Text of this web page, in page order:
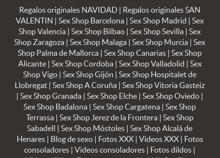
Regalos originales NAVIDAD | Regalos originales SAN
VALENTIN |Sex Shop Barcelona |Sex Shop Madrid |Sex
Shop Valencia |Sex Shop Bilbao |Sex Shop Sevilla |Sex
Shop Zaragoza |Sex Shop Malaga |Sex Shop Murcia |Sex
Shop Palma de Mallorca |Sex Shop Canarias |Sex Shop
Alicante| Sex Shop Cordoba| Sex Shop Valladolid | Sex
Shop Vigo |Sex Shop Gijón |Sex Shop Hospitalet de
Llobregat |Sex Shop A Coruña |Sex Shop Vitoria Gasteiz
|Sex Shop Granada |Sex Shop Elche |Sex Shop Oviedo |
Sex Shop Badalona |Sex Shop Cargatena |Sex Shop
Terrassa |Sex Shop Jerez de la Frontera |Sex Shop
Sabadell |Sex Shop Móstoles |Sex Shop Alcalá de
Henares| Blog de sexo| Fotos XXX| Videos XXX| Fotos
consoladores |Videos consoladores | Fotos dildos |